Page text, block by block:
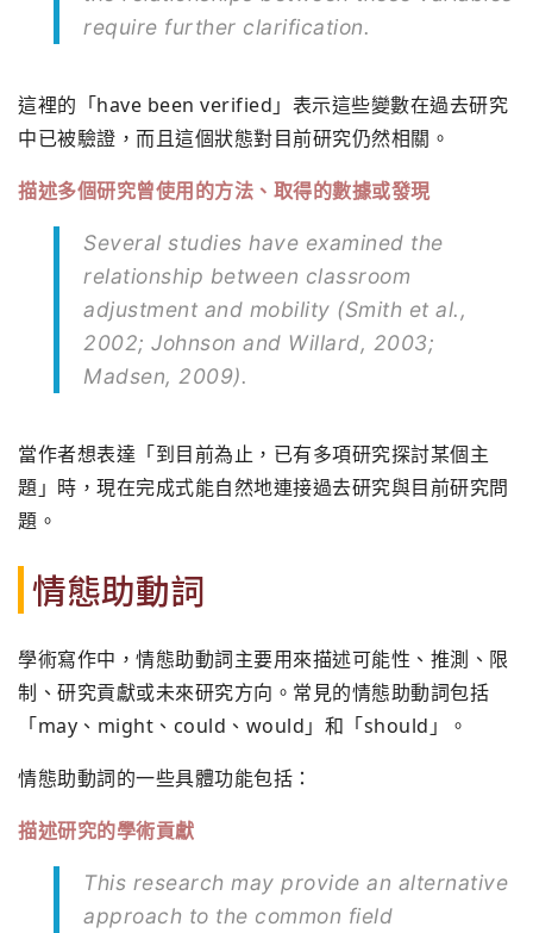
require further clarification.
這裡的「have been verified」表示這些變數在過去研究
中已被驗證，而且這個狀態對目前研究仍然相關。
描述多個研究曾使用的方法、取得的數據或發現
Several studies have examined the
relationship between classroom
adjustment and mobility (Smith et al.,
2002; Johnson and Willard, 2003;
Madsen, 2009).
當作者想表達「到目前為止，已有多項研究探討某個主
題」時，現在完成式能自然地連接過去研究與目前研究問
題。
情態助動詞
學術寫作中，情態助動詞主要用來描述可能性、推測、限
制、研究貢獻或未來研究方向。常見的情態助動詞包括
「may、might、could、would」和「should」。
情態助動詞的一些具體功能包括：
描述研究的學術貢獻
This research may provide an alternative
approach to the common field